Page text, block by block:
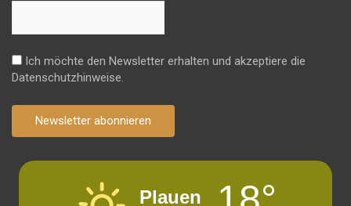
Ich möchte den Newsletter erhalten und akzeptiere die
Datenschutzhinweise.
Newsletter abonnieren
Plauen